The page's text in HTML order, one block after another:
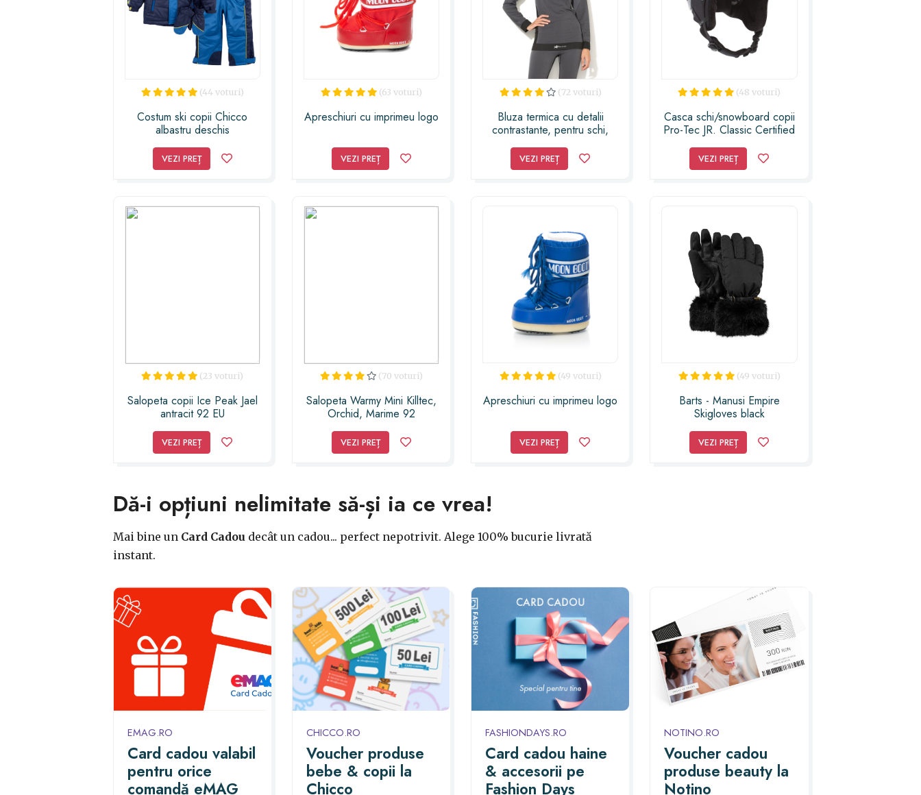
(44 voturi)
Costum ski copii Chicco
albastru deschis
VEZI PREȚ
(63 voturi)
Apreschiuri cu imprimeu logo
VEZI PREȚ
(72 voturi)
Bluza termica cu detalii
contrastante, pentru schi,
VEZI PREȚ
(48 voturi)
Casca schi/snowboard copii
Pro-Tec JR. Classic Certified
Gri/Negru
VEZI PREȚ
(23 voturi)
Salopeta copii Ice Peak Jael
antracit 92 EU
VEZI PREȚ
(70 voturi)
Salopeta Warmy Mini Killtec,
Orchid, Marime 92
VEZI PREȚ
(49 voturi)
Apreschiuri cu imprimeu logo
VEZI PREȚ
(49 voturi)
Barts - Manusi Empire
Skigloves black
VEZI PREȚ
Dă-i opțiuni nelimitate să-și ia ce vrea!
Mai bine un Card Cadou decât un cadou... perfect nepotrivit. Alege 100% bucurie livrată
instant.
EMAG.RO
Card cadou valabil
pentru orice
comandă eMAG
CHICCO.RO
Voucher produse
bebe & copii la
Chicco
FASHIONDAYS.RO
Card cadou haine
& accesorii pe
Fashion Days
NOTINO.RO
Voucher cadou
produse beauty la
Notino